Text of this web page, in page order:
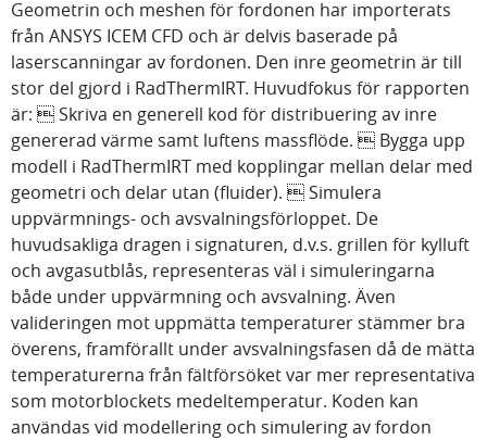
Geometrin och meshen för fordonen har importerats
från ANSYS ICEM CFD och är delvis baserade på
laserscanningar av fordonen. Den inre geometrin är till
stor del gjord i RadThermIRT. Huvudfokus för rapporten
är:  Skriva en generell kod för distribuering av inre
genererad värme samt luftens massflöde.  Bygga upp
modell i RadThermIRT med kopplingar mellan delar med
geometri och delar utan (fluider).  Simulera
uppvärmnings- och avsvalningsförloppet. De
huvudsakliga dragen i signaturen, d.v.s. grillen för kylluft
och avgasutblås, representeras väl i simuleringarna
både under uppvärmning och avsvalning. Även
valideringen mot uppmätta temperaturer stämmer bra
överens, framförallt under avsvalningsfasen då de mätta
temperaturerna från fältförsöket var mer representativa
som motorblockets medeltemperatur. Koden kan
användas vid modellering och simulering av fordon